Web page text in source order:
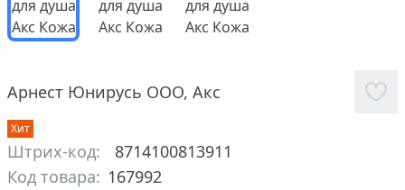
Арнест Юнирусь ООО, Акс
Хит
Штрих-код:
8714100813911
Код товара: 167992